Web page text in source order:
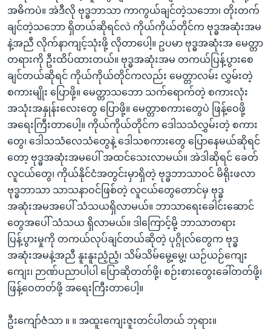
အဓိကပဲ။ အဲဒီလို ဗုဒ္ဓဘာသာ ကာကွယ်ချင်တဲ့သဘော၊ တိုးတက်
ချင်တဲ့သဘော ရှိတယ်ဆိုရင်လဲ ကိုယ်ကိုယ်တိုင်က ဗုဒ္ဓအဆုံးအမ
နဲ့အညီ လိုက်နာကျင့်သုံးဖို့ လိုတာပေါ့။ ဥပမာ ဗုဒ္ဓအဆုံးအ မေတ္တာ
တရားကို ဦးထိပ်ထားတယ်။ ဗုဒ္ဓအဆုံးအမ တကယ်ပြန့်ပွားစေ
ချင်တယ်ဆိုရင် ကိုယ်ကိုယ်တိုင်ကလည်း မေတ္တာလမ်း လွှမ်းတဲ့
စကားမျိုး ပြောဖို့။ မေတ္တာသဘော သက်ရောက်တဲ့ စကားလုံး
အသုံးအနှုန်းလေးတွေ ပြောဖို့။ မေတ္တာစကားတွေပဲ ဖြန့်ဝေဖို့
အရေးကြီးတာပေါ့။ ကိုယ်ကိုယ်တိုင်က ဒေါသသံလွှမ်းတဲ့ စကား
တွေ၊ ဒေါသသံလေသံတွေနဲ့ ဒေါသစကားတွေ ပြောနေမယ်ဆိုရင်
တော့ ဗုဒ္ဓအဆုံးအမပေါ် အထင်သေးလာမယ်။ အဲဒါဆိုရင် ခေတ်
လူငယ်တွေ၊ ကိုယ်နိုင်ငံအတွင်းမှာရှိတဲ့ ဗုဒ္ဓဘာသာဝင် မိရိုးဖလာ
ဗုဒ္ဓဘာသာ သာသနာဝင်ဖြစ်တဲ့ လူငယ်တွေတောင်မှ ဗုဒ္ဓ
အဆုံးအမအပေါ် သံသယရှိလာမယ်။ ဘာသာရေးခေါင်းဆောင်
တွေအပေါ် သံသယ ရှိလာမယ်။ ဒါကြောင့်မို့ ဘာသာတရား
ပြန့်ပွားမှုကို တကယ်လုပ်ချင်တယ်ဆိုတဲ့ ပုဂ္ဂိုလ်တွေက ဗုဒ္ဓ
အဆုံးအမနဲ့အညီ နူးနူးညံ့ညံ့၊ သိမ်သိမ်မွေ့မွေ့၊ ယဉ်ယဉ်ကျေး
ကျေး၊ ဉာဏ်ပညာပါပါ ပြောဆိုတတ်ဖို့၊ စဉ်းစားတွေးခေါ်တတ်ဖို့၊
ဖြန့်ဝေတတ်ဖို့ အရေးကြီးတာပေါ့။
ဦးကျော်ဇံသာ ။ ။ အထူးကျေးဇူးတင်ပါတယ် ဘုရား။